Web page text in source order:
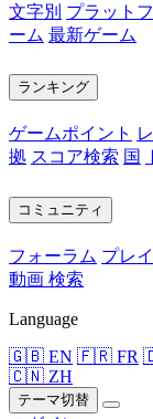
文字別 プラット
ーム 最新ゲーム
ランキング
ゲームポイント
拠 スコア検索 国
コミュニティ
フォーラム プレ
動画 検索
Language
🇬🇧 EN 🇫🇷 FR
🇨🇳 ZH
テーマ切替